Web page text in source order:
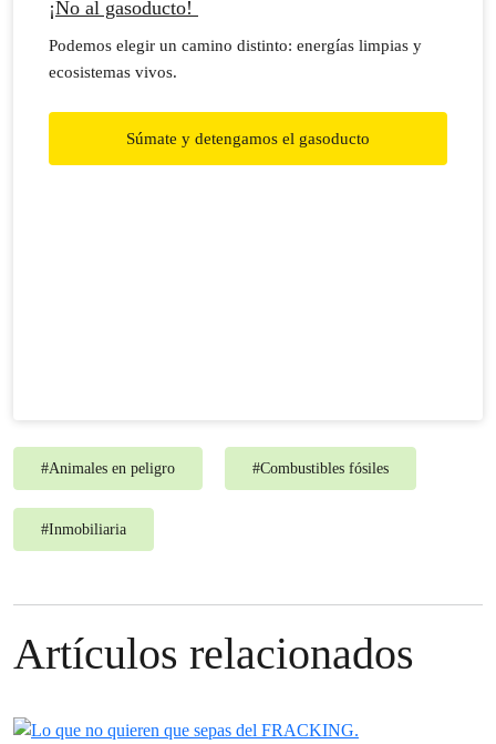
¡No al gasoducto!
Podemos elegir un camino distinto: energías limpias y
ecosistemas vivos.
Súmate y detengamos el gasoducto
#Animales en peligro #Combustibles fósiles
#Inmobiliaria
Artículos relacionados